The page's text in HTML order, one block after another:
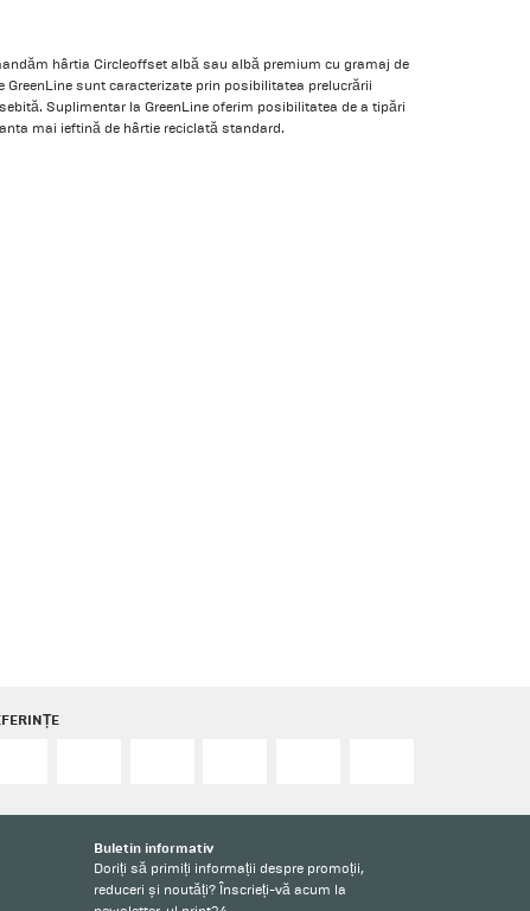
hârtia Circleoffset albă sau albă premium cu gramaj de
GreenLine sunt caracterizate prin posibilitatea prelucrării
Suplimentar la GreenLine oferim posibilitatea de a tipări
mai ieftină de hârtie reciclată standard.
Buletin informativ
Doriți să primiți informații despre promoții,
reduceri și noutăți? Înscrieți-vă acum la